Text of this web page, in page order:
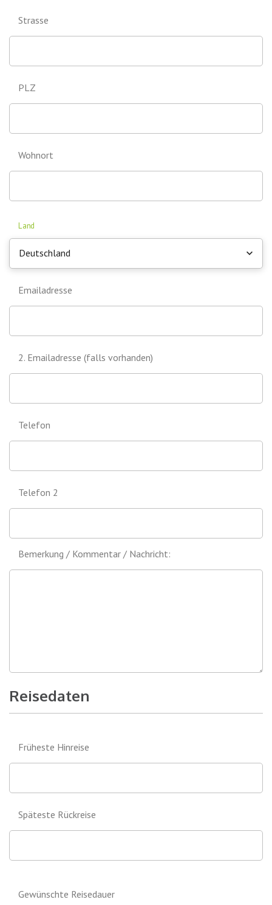
Strasse
PLZ
Wohnort
Land
Deutschland
Emailadresse
2. Emailadresse (falls vorhanden)
Telefon
Telefon 2
Bemerkung / Kommentar / Nachricht:
Reisedaten
Früheste Hinreise
Späteste Rückreise
Gewünschte Reisedauer